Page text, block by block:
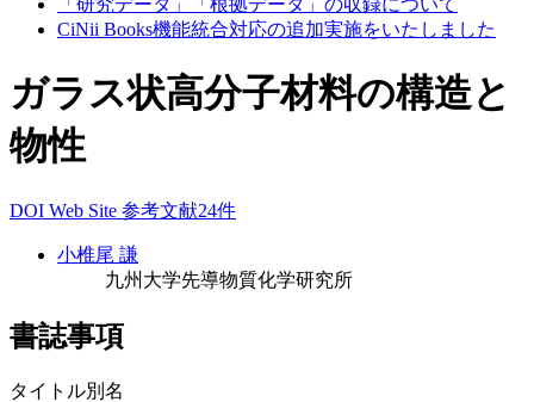
「研究データ」「根拠データ」の収録について
CiNii Books機能統合対応の追加実施をいたしました
ガラス状高分子材料の構造と
物性
DOI Web Site 参考文献24件
小椎尾 謙
九州大学先導物質化学研究所
書誌事項
タイトル別名